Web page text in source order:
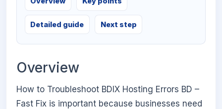
Detailed guide Next step
Overview
How to Troubleshoot BDIX Hosting Errors BD –
Fast Fix is important because businesses need